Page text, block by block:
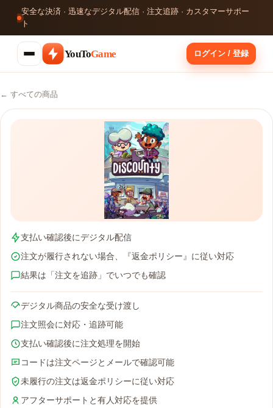
安全な決済 · 迅速なデジタル配信 · 注文追跡 · カスタマーサポー
ト
YouToGame ログイン / 登録
← すべての商品
支払い確認後にデジタル配信
注文が履行されない場合、『返金ポリシー』に従い対応
結果は「注文を追跡」でいつでも確認
デジタル商品の安全な受け渡し
注文照会に対応・追跡可能
支払い確認後に注文処理を開始
コードは注文ページとメールで確認可能
未履行の注文は返金ポリシーに従い対応
アフターサポートと有人対応を提供